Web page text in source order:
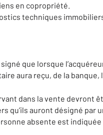
en copropriété.
techniques
que lorsque
aura reçu, de la banque,
dans la vente devront
qu’ils auront désigné
absente est indiquée